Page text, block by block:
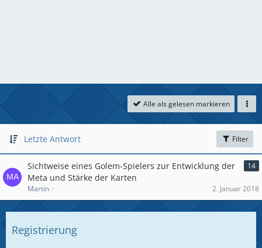
Alle als gelesen markieren
Letzte Antwort Filter
Sichtweise eines Golem-Spielers zur Entwicklung der
Meta und Stärke der Karten
14
Martin 2. Januar 2018
Registrierung